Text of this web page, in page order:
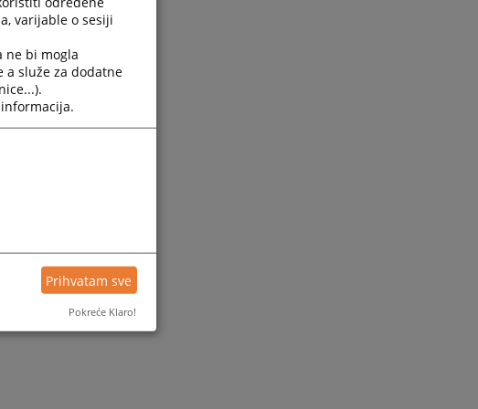
varijable o sesiji
ne bi mogla
a služe za dodatne
Prihvatam sve
Pokreće Klaro!